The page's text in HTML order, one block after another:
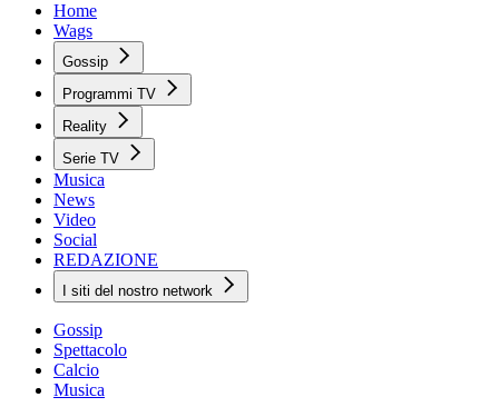
Home
Wags
Gossip
Programmi TV
Reality
Serie TV
Musica
News
Video
Social
REDAZIONE
I siti del nostro network
Gossip
Spettacolo
Calcio
Musica